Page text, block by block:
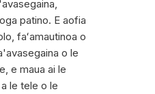
patino. E aofia
faʻamautinoa o
o le
e maua ai le
le tele o le